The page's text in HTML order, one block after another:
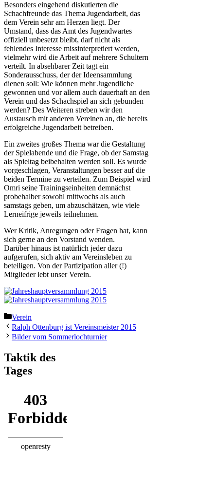
Besonders eingehend diskutierten die
Schachfreunde das Thema Jugendarbeit, das
dem Verein sehr am Herzen liegt. Der
Umstand, dass das Amt des Jugendwartes
offiziell unbesetzt bleibt, darf nicht als
fehlendes Interesse missinterpretiert werden,
vielmehr wird die Arbeit auf mehrere Schultern
verteilt. In absehbarer Zeit tagt ein
Sonderausschuss, der der Ideensammlung
dienen soll: Wie können mehr Jugendliche
gewonnen und vor allem auch dauerhaft an den
Verein und das Schachspiel an sich gebunden
werden? Des Weiteren streben wir den
Austausch mit anderen Vereinen an, die bereits
erfolgreiche Jugendarbeit betreiben.
Ein zweites großes Thema war die Gestaltung
der Spielabende und die Frage, ob der Samstag
als Spieltag beibehalten werden soll. Es wurde
vorgeschlagen, Veranstaltungen besser auf die
beiden Termine zu verteilen. Zum Beispiel wird
Omri seine Trainingseinheiten demnächst
probehalber sowohl mittwochs als auch
samstags geben, um abzuschätzen, wie viele
Lerneifrige jeweils teilnehmen.
Wer Kritik, Anregungen oder Fragen hat, kann
sich gerne an den Vorstand wenden.
Darüber hinaus ist natürlich jeder dazu
aufgerufen, sich aktiv am Vereinsleben zu
beteiligen. Von der Partizipation aller (!)
Mitglieder lebt unser Verein.
Kategorien
Verein
Ralph Ottenburg ist Vereinsmeister 2015
Bilder vom Sommerlochturnier
Taktik des
Tages